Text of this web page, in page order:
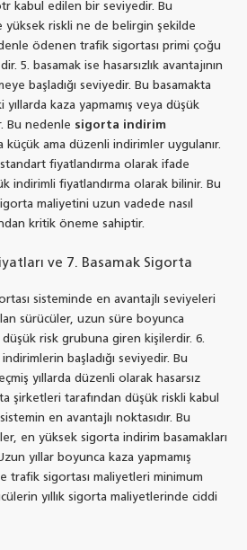
kabul edilen bir seviyedir. Bu
yüksek riskli ne de belirgin şekilde
ödenen trafik sigortası primi çoğu
5. basamak ise hasarsızlık avantajının
başladığı seviyedir. Bu basamakta
kaza yapmamış veya düşük
Bu nedenle sigorta indirim
küçük ama düzenli indirimler uygulanır.
fiyatlandırma olarak ifade
indirimli fiyatlandırma olarak bilinir. Bu
maliyetini uzun vadede nasıl
kritik öneme sahiptir.
ve 7. Basamak Sigorta
sisteminde en avantajlı seviyeleri
sürücüler, uzun süre boyunca
düşük risk grubuna giren kişilerdir. 6.
başladığı seviyedir. Bu
yıllarda düzenli olarak hasarsız
şirketleri tarafından düşük riskli kabul
en avantajlı noktasıdır. Bu
en yüksek sigorta indirim basamakları
yıllar boyunca kaza yapmamış
trafik sigortası maliyetleri minimum
yıllık sigorta maliyetlerinde ciddi